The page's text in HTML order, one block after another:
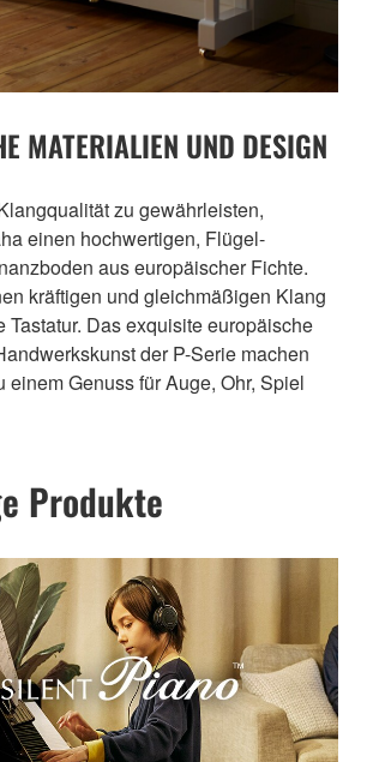
MATERIALIEN UND DESIGN
zu gewährleisten,
einen hochwertigen, Flügel-
aus europäischer Fichte.
kräftigen und gleichmäßigen Klang
Tastatur. Das exquisite europäische
der P-Serie machen
einem Genuss für Auge, Ohr, Spiel
Produkte